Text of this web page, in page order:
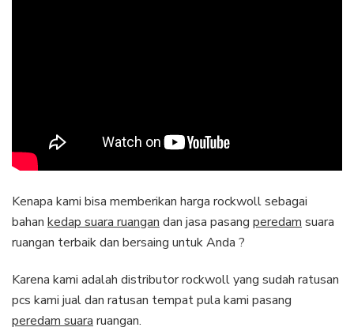
Kenapa kami bisa memberikan harga rockwoll sebagai
bahan kedap suara ruangan dan jasa pasang peredam suara
ruangan terbaik dan bersaing untuk Anda ?
Karena kami adalah distributor rockwoll yang sudah ratusan
pcs kami jual dan ratusan tempat pula kami pasang
peredam suara ruangan.